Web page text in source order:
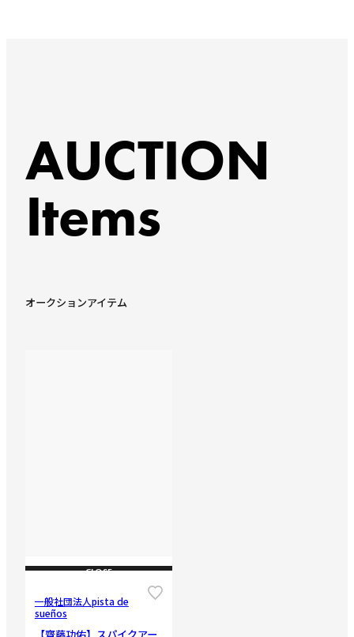
AUCTION
Items
オークションアイテム
CLOSE
一般社団法人pista de
sueños
【齋藤功佑】スパイクアー